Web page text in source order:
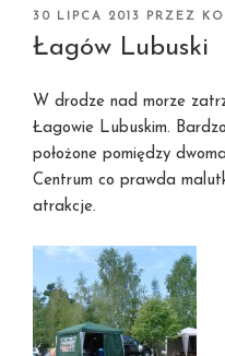
OPUBLIKOWANE
W
30 LIPCA 2013 PRZEZ
Łagów Lubuski
W drodze nad morze
Łagowie Lubuskim.
położone pomiędzy
Centrum co prawda
atrakcje.